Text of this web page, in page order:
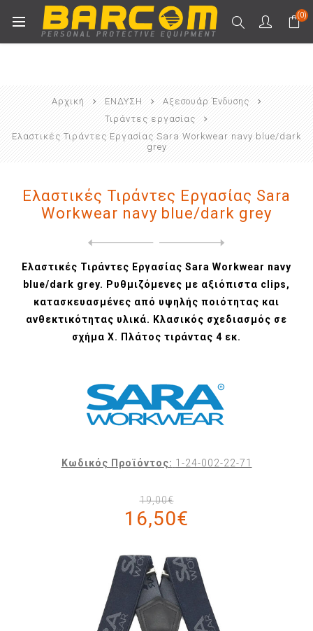
(0)
Αρχική ΕΝΔΥΣΗ
Αξεσουάρ Ένδυσης
Τιράντες εργασίας
Ελαστικές Τιράντες Εργασίας Sara Workwear navy blue/dark
grey
Ελαστικές Τιράντες Εργασίας Sara
Workwear navy blue/dark grey
Ελαστικές Τιράντες Εργασίας Sara Workwear navy
blue/dark grey. Ρυθμιζόμενες με αξιόπιστα clips,
κατασκευασμένες από υψηλής ποιότητας και
ανθεκτικότητας υλικά. Κλασικός σχεδιασμός σε
σχήμα X. Πλάτος τιράντας 4 εκ.
Κωδικός Προϊόντος: 1-24-002-22-71
19,00€
16,50€